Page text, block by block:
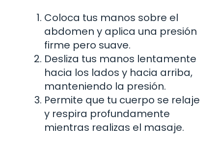
Coloca tus manos sobre el
abdomen y aplica una presión
firme pero suave.
Desliza tus manos lentamente
hacia los lados y hacia arriba,
manteniendo la presión.
Permite que tu cuerpo se relaje
y respira profundamente
mientras realizas el masaje.